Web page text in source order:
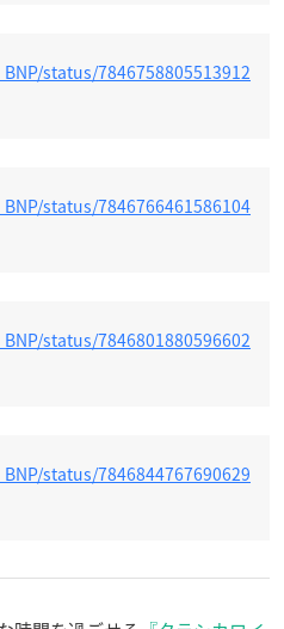
status/7846758805513912
status/7846766461586104
status/7846801880596602
status/7846844767690629